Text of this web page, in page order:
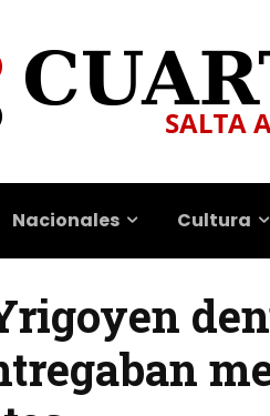
Nacionales Cultura